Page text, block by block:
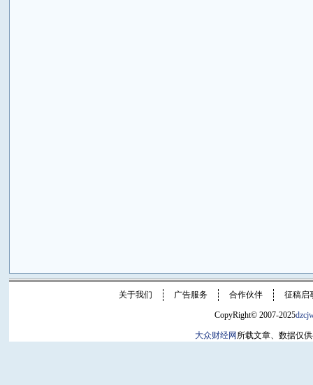
关于我们 广告服务 合作伙伴 征稿启
CopyRight© 2007-2025
大众财经网 所载文章、数据仅